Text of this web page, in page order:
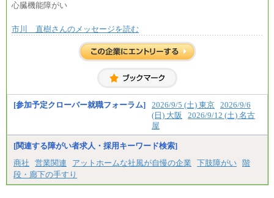
心臓機能障がい
市川 直樹さんのメッセージを読む
[参加予定クローバー就職フォーラム] 2026/9/5 (土) 東京 2026/9/6
(日) 大阪
2026/9/12 (土) 名古
屋
[関連する障がい者求人・採用キーワード検索]
商社
営業関連 アットホームな社風が自慢の企業 下肢障がい 階
段・廊下の手すり